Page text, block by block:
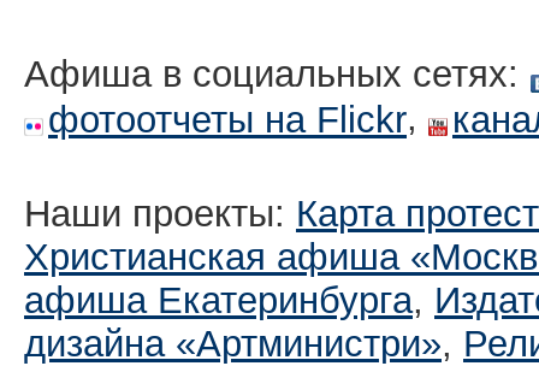
Афиша в социальных сетях:
фотоотчеты на Flickr,
Наши проекты: Карта
Христианская афиша
афиша Екатеринбургa,
дизайна «Артминистри»,